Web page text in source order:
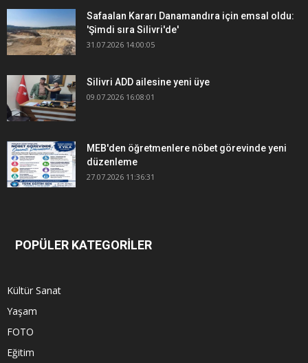
Safaalan Kararı Danamandıra için emsal oldu:
'Şimdi sıra Silivri'de'
31.07.2026 14:00:05
Silivri ADD ailesine yeni üye
09.07.2026 16:08:01
MEB'den öğretmenlere nöbet görevinde yeni
düzenleme
27.07.2026 11:36:31
POPÜLER KATEGORİLER
Kültür Sanat
Yaşam
FOTO
Eğitim